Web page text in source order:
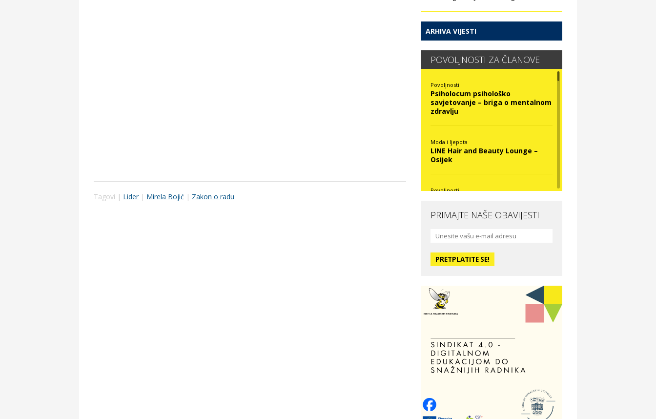
Tagovi | Lider| Mirela Bojić | Zakon o radu
ARHIVA VIJESTI
POVOLJNOSTI ZA ČLANOVE
Povoljnosti
Psiholocum psihološko
savjetovanje – briga o mentalnom
zdravlju
Moda i ljepota
LINE Hair and Beauty Lounge –
Osijek
Povoljnosti
La Medusa SPA & beauty studio –
Hotel Vila Ružica Crikvenica
Odmor
Villa Baranja – popust na smještaj
Povoljnosti
Optika Adrialeće – online i fizičke
optike
PRIMAJTE NAŠE OBAVIJESTI